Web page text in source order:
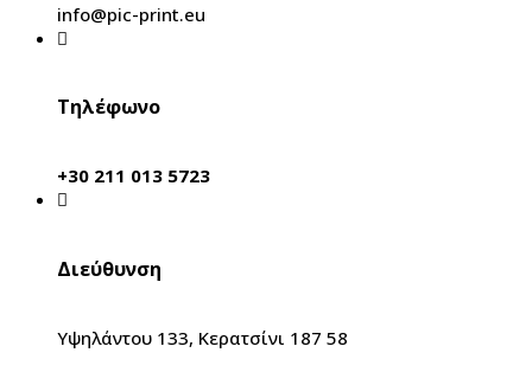
info@pic-print.eu
Τηλέφωνο
+30 211 013 5723
Διεύθυνση
Υψηλάντου 133, Κερατσίνι 187 58